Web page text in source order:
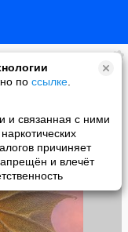
по ссылке
и связанная с ними
причиняет
и влечёт